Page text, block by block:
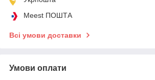
Meest ПОШТА
Всі умови доставки
Умови оплати